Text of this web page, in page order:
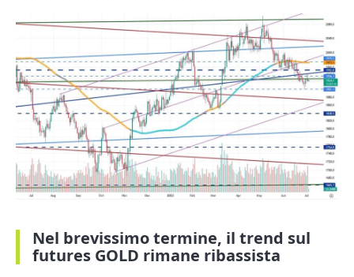
Nel brevissimo termine, il trend sul
futures GOLD rimane ribassista